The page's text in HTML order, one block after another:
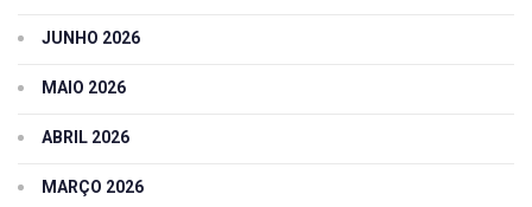
JUNHO 2026
MAIO 2026
ABRIL 2026
MARÇO 2026